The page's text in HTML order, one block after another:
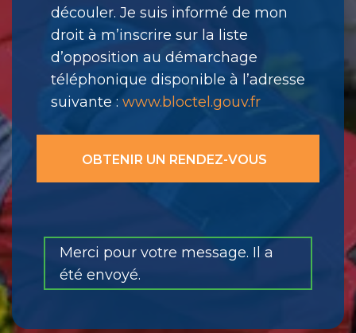
découler. Je suis informé de mon
droit à m’inscrire sur la liste
d’opposition au démarchage
téléphonique disponible à l’adresse
suivante : www.bloctel.gouv.fr
Merci pour votre message. Il a
été envoyé.